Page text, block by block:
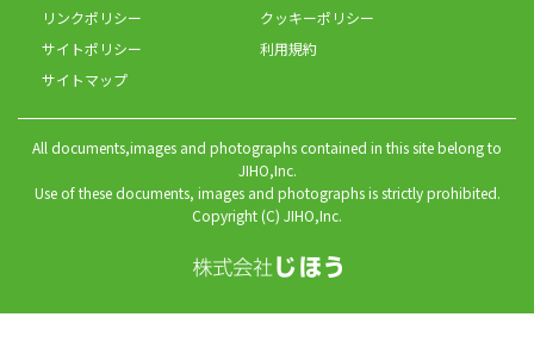
リンクポリシー
クッキーポリシー
サイトポリシー
利用規約
サイトマップ
All documents,images and photographs contained in this site belong to
JIHO,Inc.
Use of these documents, images and photographs is strictly prohibited.
Copyright (C) JIHO,Inc.